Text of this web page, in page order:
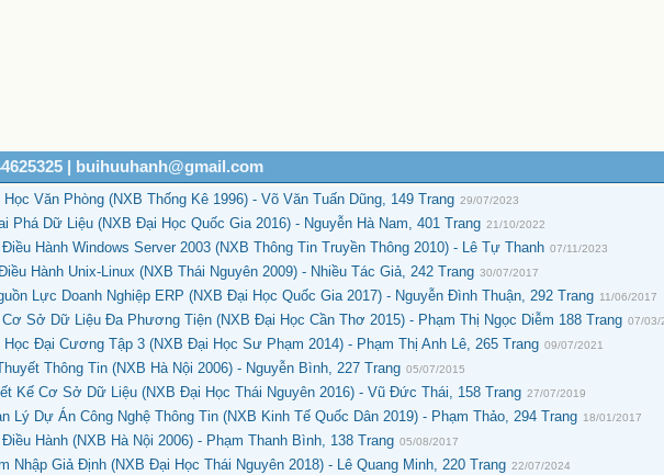
| buihuuhanh@gmail.com
Văn Phòng (NXB Thống Kê 1996) - Võ Văn Tuấn Dũng, 149 Trang 29/07/2023
Phá Dữ Liệu (NXB Đại Học Quốc Gia 2016) - Nguyễn Hà Nam, 401 Trang 21/10/2022
Hành Windows Server 2003 (NXB Thông Tin Truyền Thông 2010) - Lê Tự Thanh 07/11/2023
Hành Unix-Linux (NXB Thái Nguyên 2009) - Nhiều Tác Giả, 242 Trang 30/07/2017
Lực Doanh Nghiệp ERP (NXB Đại Học Quốc Gia 2017) - Nguyễn Đình Thuận, 292 Trang 11/06/2017
Sở Dữ Liệu Đa Phương Tiện (NXB Đại Học Cần Thơ 2015) - Phạm Thị Ngọc Diễm 188 Trang 07/03/
Học Đại Cương Tập 3 (NXB Đại Học Sư Phạm 2014) - Phạm Thị Anh Lê, 265 Trang 09/07/2021
Thông Tin (NXB Hà Nội 2006) - Nguyễn Bình, 227 Trang 05/07/2015
Kế Cơ Sở Dữ Liệu (NXB Đại Học Thái Nguyên 2016) - Vũ Đức Thái, 158 Trang 27/07/2019
Lý Dự Án Công Nghệ Thông Tin (NXB Kinh Tế Quốc Dân 2019) - Phạm Thảo, 294 Trang 18/01/2017
Hành (NXB Hà Nội 2006) - Phạm Thanh Bình, 138 Trang 05/08/2017
Nhập Giả Định (NXB Đại Học Thái Nguyên 2018) - Lê Quang Minh, 220 Trang 22/07/2024